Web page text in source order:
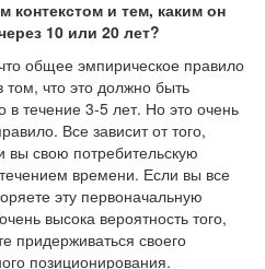
контекстом и тем, каким он
10 или 20 лет?
общее эмпирическое правило
том, что это должно быть
в течение 3-5 лет. Но это очень
Все зависит от того,
вы свою потребительскую
времени. Если вы все
эту первоначальную
высока вероятность того,
придерживаться своего
позиционирования.